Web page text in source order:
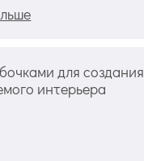
для создания
интерьера